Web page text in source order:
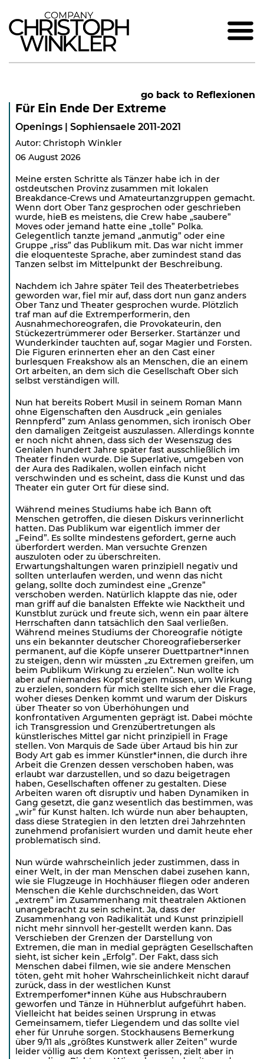
go back to Reflexionen
Für Ein Ende Der Extreme
Openings | Sophiensaele 2011-2021
Autor: Christoph Winkler
06 August 2026
Meine ersten Schritte als Tänzer habe ich in der
ostdeutschen Provinz zusammen mit lokalen
Breakdance-Crews und Amateurtanzgruppen gemacht.
Wenn dort Ober Tanz gesprochen oder geschrieben
wurde, hieB es meistens, die Crew habe „saubere”
Moves oder jemand hatte eine „tolle” Polka.
Gelegentlich tanzte jemand „anmutig” oder eine
Gruppe „riss” das Publikum mit. Das war nicht immer
die eloquenteste Sprache, aber zumindest stand das
Tanzen selbst im Mittelpunkt der Beschreibung.
Nachdem ich Jahre später Teil des Theaterbetriebes
geworden war, fiel mir auf, dass dort nun ganz anders
Ober Tanz und Theater gesprochen wurde. Plötzlich
traf man auf die Extremperformerin, den
Ausnahmechoreografen, die Provokateurin, den
Stückezertrümmerer oder Berserker. Startänzer und
Wunderkinder tauchten auf, sogar Magier und Forsten.
Die Figuren erinnerten eher an den Cast einer
burlesquen Freakshow als an Menschen, die an einem
Ort arbeiten, an dem sich die Gesellschaft Ober sich
selbst verständigen will.
Nun hat bereits Robert Musil in seinem Roman Mann
ohne Eigenschaften den Ausdruck „ein geniales
Rennpferd” zum Anlass genommen, sich ironisch Ober
den damaligen Zeitgeist auszulassen. Allerdings konnte
er noch nicht ahnen, dass sich der Wesenszug des
Genialen hundert Jahre später fast ausschließlich im
Theater finden wurde. Die Superlative, umgeben von
der Aura des Radikalen, wollen einfach nicht
verschwinden und es scheint, dass die Kunst und das
Theater ein guter Ort für diese sind.
Während meines Studiums habe ich Bann oft
Menschen getroffen, die diesen Diskurs verinnerlicht
hatten. Das Publikum war eigentlich immer der
„Feind”. Es sollte mindestens gefordert, gerne auch
überfordert werden. Man versuchte Grenzen
auszuloten oder zu überschreiten.
Erwartungshaltungen waren prinzipiell negativ und
sollten unterlaufen werden, und wenn das nicht
gelang, sollte doch zumindest eine „Grenze”
verschoben werden. Natürlich klappte das nie, oder
man griff auf die banalsten Effekte wie Nacktheit und
Kunstblut zurück und freute sich, wenn ein paar ältere
Herrschaften dann tatsächlich den Saal verließen.
Während meines Studiums der Choreografie nötigte
uns ein bekannter deutscher Choreografieberserker
permanent, auf die Köpfe unserer Duettpartner*innen
zu steigen, denn wir müssten „zu Extremen greifen, um
beim Publikum Wirkung zu erzielen”. Nun wollte ich
aber auf niemandes Kopf steigen müssen, um Wirkung
zu erzielen, sondern für mich stellte sich eher die Frage,
woher dieses Denken kommt und warum der Diskurs
über Theater so von Überhöhungen und
konfrontativen Argumenten geprägt ist. Dabei möchte
ich Transgression und Grenzübertretungen als
künstlerisches Mittel gar nicht prinzipiell in Frage
stellen. Von Marquis de Sade über Artaud bis hin zur
Body Art gab es immer Künstler*innen, die durch ihre
Arbeit die Grenzen dessen verschoben haben, was
erlaubt war darzustellen, und so dazu beigetragen
haben, Gesellschaften offener zu gestalten. Diese
Arbeiten waren oft disruptiv und haben Dynamiken in
Gang gesetzt, die ganz wesentlich das bestimmen, was
„wir” für Kunst halten. Ich würde nun aber behaupten,
dass diese Strategien in den letzten drei Jahrzehnten
zunehmend profanisiert wurden und damit heute eher
problematisch sind.
Nun würde wahrscheinlich jeder zustimmen, dass in
einer Welt, in der man Menschen dabei zusehen kann,
wie sie Flugzeuge in Hochhäuser fliegen oder anderen
Menschen die Kehle durchschneiden, das Wort
„extrem” im Zusammenhang mit theatralen Aktionen
unangebracht zu sein scheint. Ja, dass der
Zusammenhang von Radikalität und Kunst prinzipiell
nicht mehr sinnvoll her-gestellt werden kann. Das
Verschieben der Grenzen der Darstellung von
Extremen, die man in medial geprägten Gesellschaften
sieht, ist sicher kein „Erfolg”. Der Fakt, dass sich
Menschen dabei filmen, wie sie andere Menschen
töten, geht mit hoher Wahrscheinlichkeit nicht darauf
zurück, dass in der westlichen Kunst
Extremperfomer*innen Kühe aus Hubschraubern
geworfen und Tänze in Hühnerblut aufgeführt haben.
Vielleicht hat beides seinen Ursprung in etwas
Gemeinsamem, tiefer Liegendem und das sollte viel
eher für Unruhe sorgen. Stockhausens Bemerkung
über 9/11 als „größtes Kunstwerk aller Zeiten” wurde
leider völlig aus dem Kontext gerissen, zielt aber in